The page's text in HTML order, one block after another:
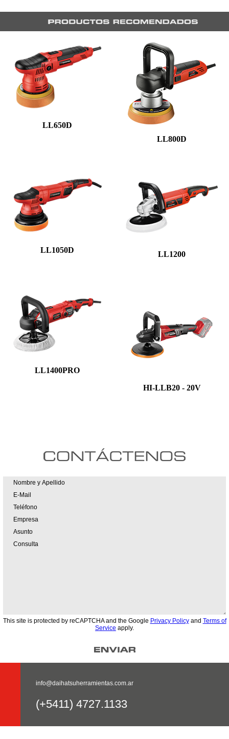
LL650D
LL800D
LL1050D LL1200
LL1400PRO
HI-LLB20 - 20V
info@daihatsuherramientas.com.ar
(+5411) 4727.1133
This site is protected by reCAPTCHA and the Google Privacy Policyand Terms of
Service apply.